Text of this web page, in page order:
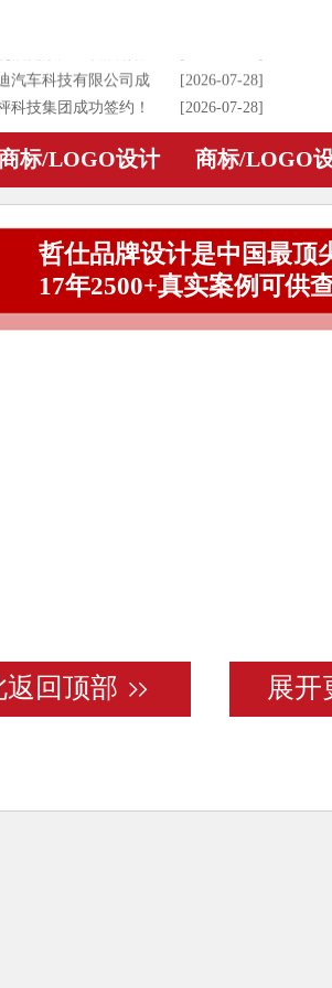
logo设计
泊健康产业发展有限
天使泊品牌logo设计
汽车科技有限公司成
通品牌logo设计
[2026-07-28]
科技集团成功签约！
升级设计
[2026-07-28]
虎科技有限公司成功
牌logo设计
[2026-02-23]
标/LOGO设计 商标/LOGO
哲仕品牌设计是中国最
17年2500+真实案例可供
展开
返回顶部